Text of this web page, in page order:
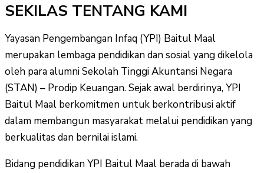
SEKILAS TENTANG KAMI
Yayasan Pengembangan Infaq (YPI) Baitul Maal
merupakan lembaga pendidikan dan sosial yang dikelola
oleh para alumni Sekolah Tinggi Akuntansi Negara
(STAN) – Prodip Keuangan. Sejak awal berdirinya, YPI
Baitul Maal berkomitmen untuk berkontribusi aktif
dalam membangun masyarakat melalui pendidikan yang
berkualitas dan bernilai islami.
Bidang pendidikan YPI Baitul Maal berada di bawah